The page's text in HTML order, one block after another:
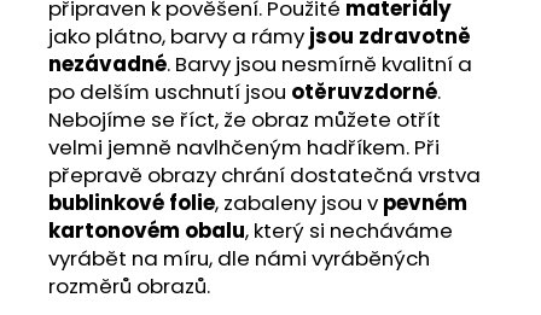
připraven k pověšení. Použité materiály
jako plátno, barvy a rámy jsou zdravotně
nezávadné. Barvy jsou nesmírně kvalitní a
po delším uschnutí jsou otěruvzdorné.
Nebojíme se říct, že obraz můžete otřít
velmi jemně navlhčeným hadříkem. Při
přepravě obrazy chrání dostatečná vrstva
bublinkové folie, zabaleny jsou v pevném
kartonovém obalu, který si necháváme
vyrábět na míru, dle námi vyráběných
rozměrů obrazů.